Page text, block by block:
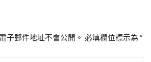
子郵件地址不會公開。 必填欄位標示為 *